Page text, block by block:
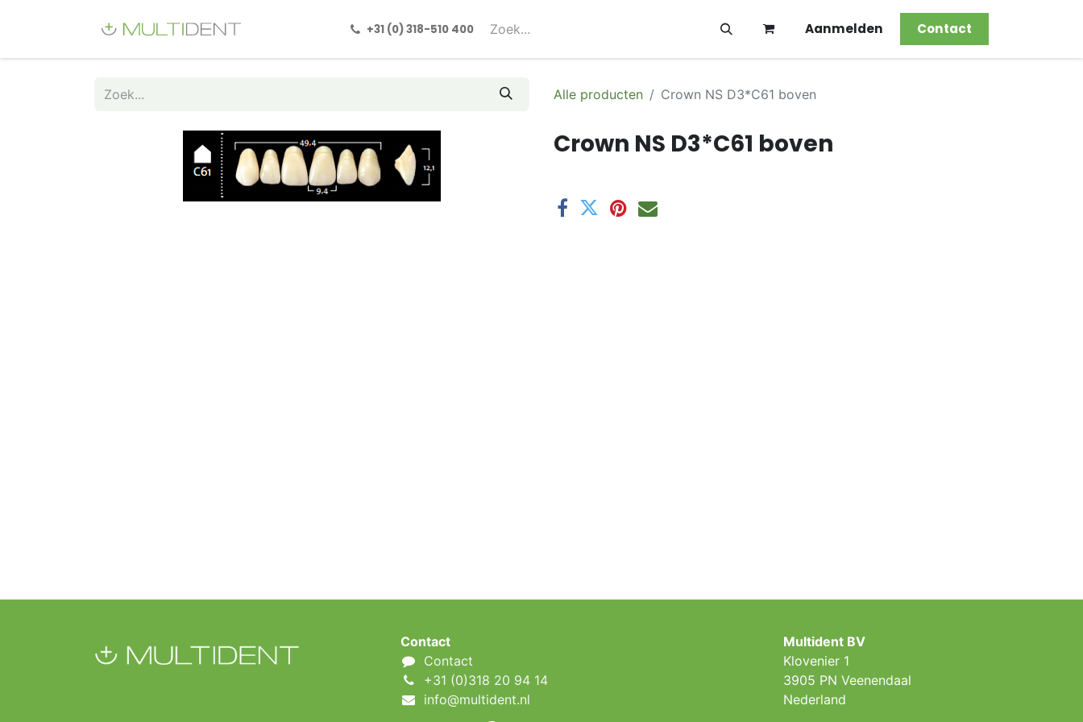
Formulieren
+31 (0) 318-510 400​​ Aanmelden Contact
Alle producten Crown NS D3*C61 boven
Crown NS D3*C61 boven
Contact
Contact
+31 (0)318 20 94 14
info@multident.nl
Multident BV
Klovenier 1
3905 PN Veenendaal
Nederland ​